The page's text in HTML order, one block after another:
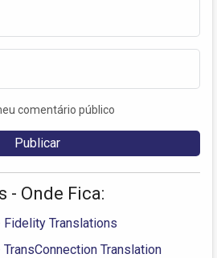
comentário público
- Onde Fica:
Fidelity Translations
TransConnection Translation